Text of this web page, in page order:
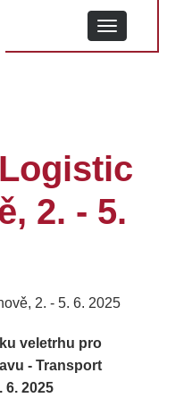
MENU
2. - 5.
veletrhu pro
- Transport
6. 2025